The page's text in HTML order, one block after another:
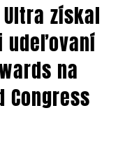
Ultra získal
udeľovaní
na